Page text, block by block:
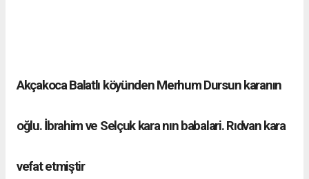
Akçakoca Balatlı köyünden Merhum Dursun karanın
oğlu. İbrahim ve Selçuk kara nın babalari. Rıdvan kara
vefat etmiştir